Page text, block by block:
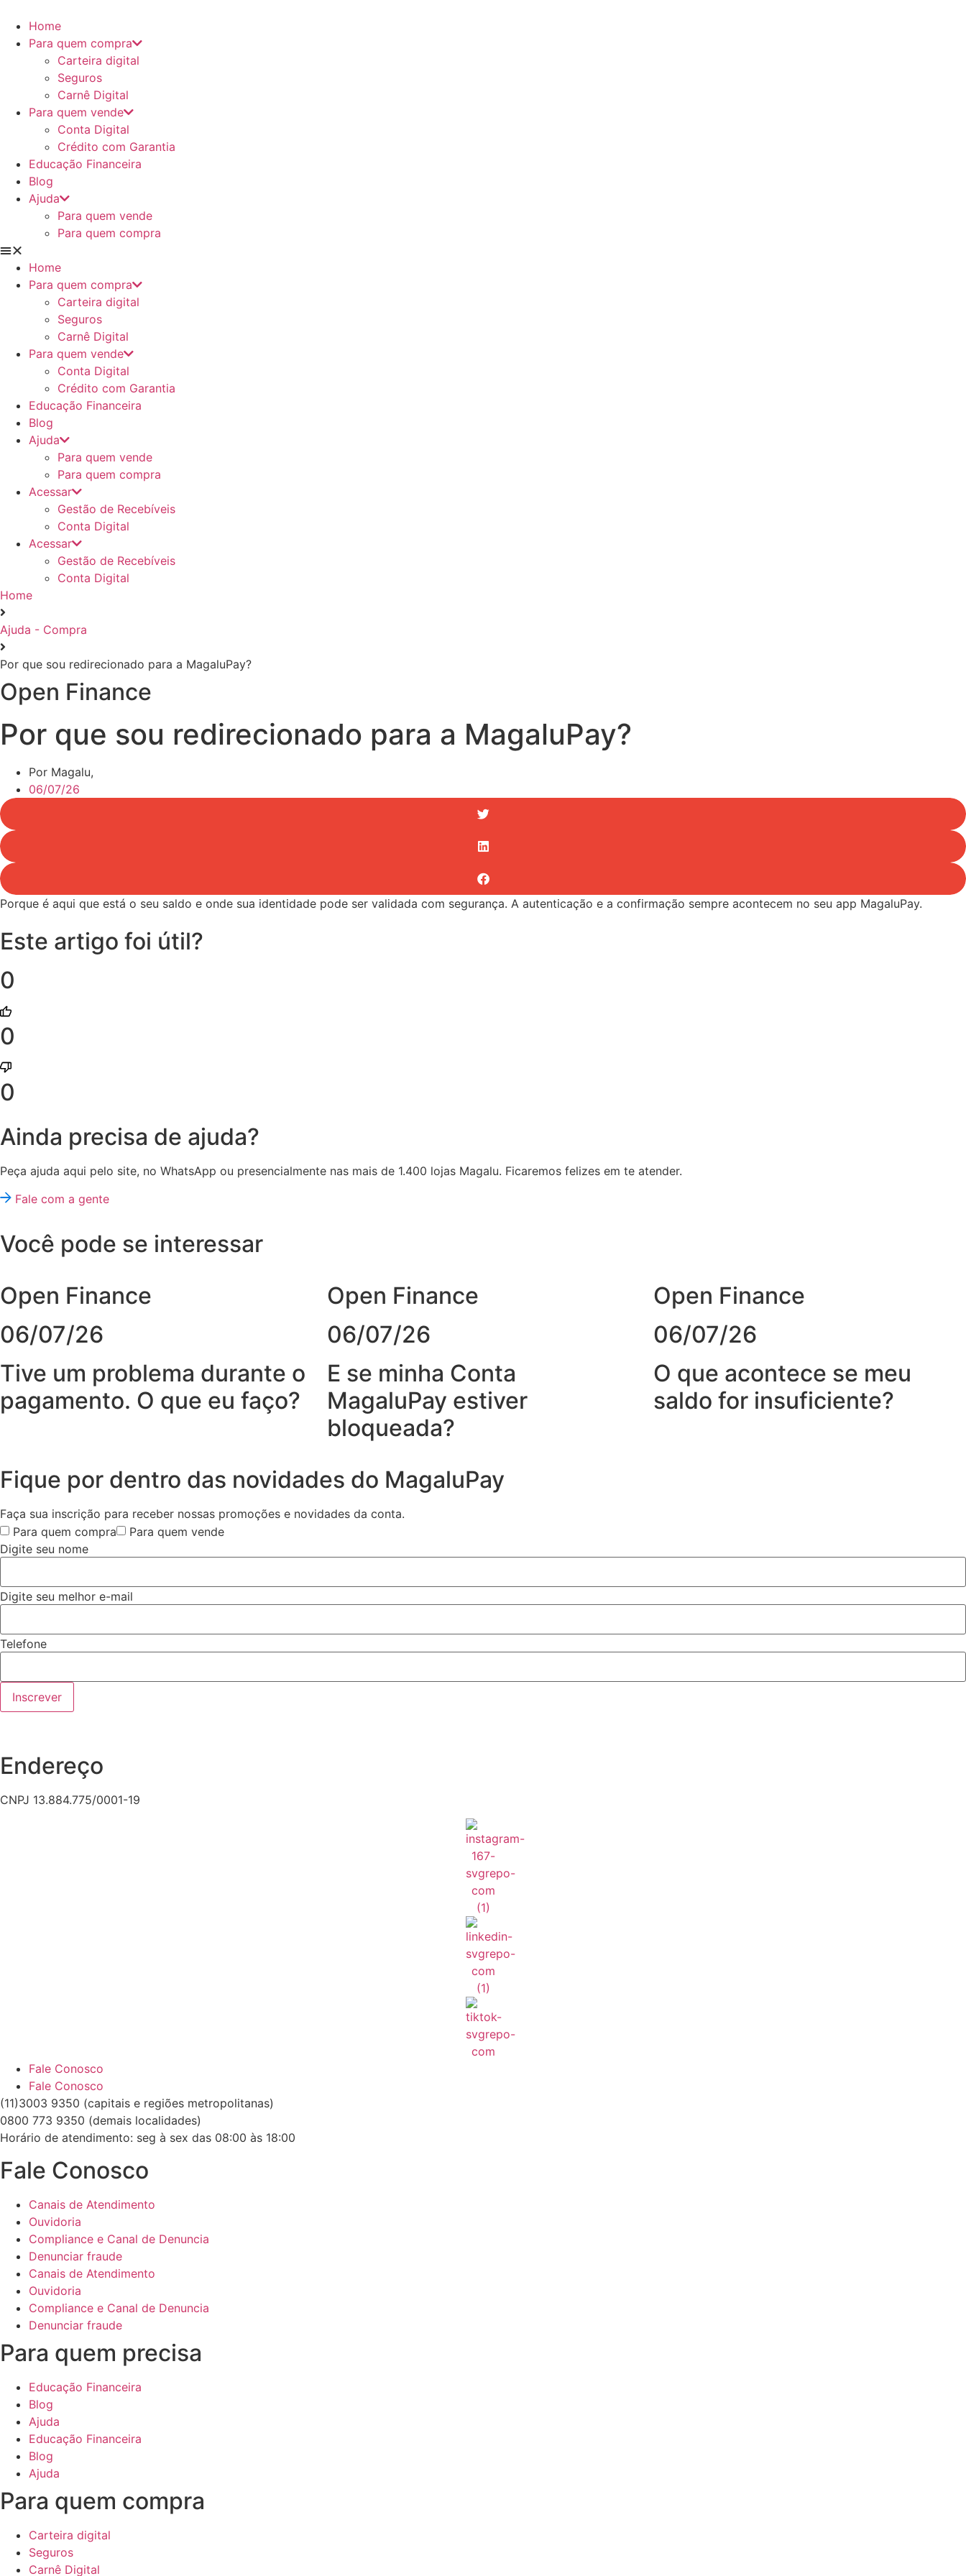
para
conteúdo
Home
Para quem compra
Carteira digital
Seguros
Carnê Digital
Para quem vende
Conta Digital
Crédito com Garantia
Educação Financeira
Blog
Ajuda
Para quem vende
Para quem compra
Home
Para quem compra
Carteira digital
Seguros
Carnê Digital
Para quem vende
Conta Digital
Crédito com Garantia
Educação Financeira
Blog
Ajuda
Para quem vende
Para quem compra
Acessar
Gestão de Recebíveis
Conta Digital
Acessar
Gestão de Recebíveis
Conta Digital
Home
Ajuda - Compra
Por que sou redirecionado para a MagaluPay?
Open Finance
Por que sou redirecionado para a MagaluPay?
Por Magalu,
06/07/26
Porque é aqui que está o seu saldo e onde sua identidade pode ser validada com segurança. A autenticação e a confirmação sempre acontecem no seu app MagaluPay.
Este artigo foi útil?
0
0
0
Ainda precisa de ajuda?
Peça ajuda aqui pelo site, no WhatsApp ou presencialmente nas mais de 1.400 lojas Magalu. Ficaremos felizes em te atender.
Fale com a gente
Você pode se interessar
Open Finance
06/07/26
Tive um problema durante o
pagamento. O que eu faço?
Open Finance
06/07/26
E se minha Conta
MagaluPay estiver
bloqueada?
Open Finance
06/07/26
O que acontece se meu
saldo for insuficiente?
Fique por dentro das novidades do MagaluPay
Faça sua inscrição para receber nossas promoções e novidades da conta.
Para quem compra
Para quem vende
Digite seu nome
Digite seu melhor e-mail
Telefone
Inscrever
Endereço
CNPJ 13.884.775/0001-19
Fale Conosco
Fale Conosco
(11)3003 9350 (capitais e regiões metropolitanas)
0800 773 9350 (demais localidades)
Horário de atendimento: seg à sex das 08:00 às 18:00
Fale Conosco
Canais de Atendimento
Ouvidoria
Compliance e Canal de Denuncia
Denunciar fraude
Canais de Atendimento
Ouvidoria
Compliance e Canal de Denuncia
Denunciar fraude
Para quem precisa
Educação Financeira
Blog
Ajuda
Educação Financeira
Blog
Ajuda
Para quem compra
Carteira digital
Seguros
Carnê Digital